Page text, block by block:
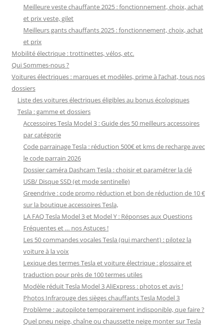
Meilleure veste chauffante 2025 : fonctionnement, choix, achat
et prix veste, gilet
Meilleurs gants chauffants 2025 : fonctionnement, choix, achat
et prix
Mobilité électrique : trottinettes, vélos, etc.
Qui Sommes-nous ?
Voitures électriques : marques et modèles, prime à l’achat, tous nos
dossiers
Liste des voitures électriques éligibles au bonus écologiques
Tesla : gamme et dossiers
Accessoires Tesla Model 3 : Guide des 50 meilleurs accessoires
par catégorie
Code parrainage Tesla : réduction 500€ et kms de recharge avec
le code parrain 2026
Dossier caméra Dashcam Tesla : choisir et paramétrer la clé
USB/ Disque SSD (et mode sentinelle)
Greendrive : code promo réduction et bon de réduction de 10 €
sur la boutique accessoires Tesla,
LA FAQ Tesla Model 3 et Model Y : Réponses aux Questions
Fréquentes et … nos Astuces !
Les 50 commandes vocales Tesla (qui marchent) : pilotez la
voiture à la voix
Lexique des termes Tesla et voiture électrique : glossaire et
traduction pour près de 100 termes utiles
Modèle réduit Tesla Model 3 AliExpress : photos et avis !
Photos Infrarouge des sièges chauffants Tesla Model 3
Problème : autopilote temporairement indisponible, que faire ?
Quel pneu neige, chaîne ou chaussette neige monter sur Tesla